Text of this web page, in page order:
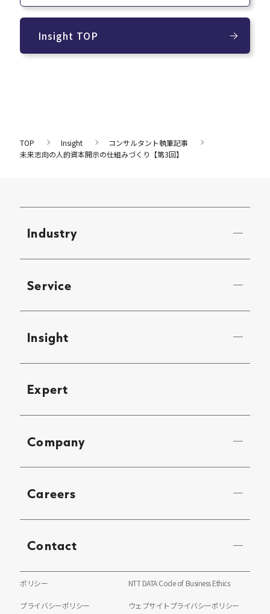
Insight TOP
TOP Insight
コンサルタント執筆記事
未来志向の人的資本開示の仕組みづくり【第3回】
Industry
Service
Insight
Expert
Company
Careers
Contact
ポリシー NTT DATA Code of Business Ethics
プライバシーポリシー ウェブサイトプライバシーポリシー